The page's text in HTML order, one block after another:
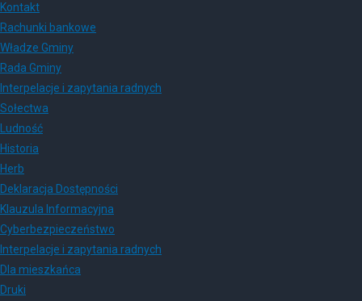
Kontakt
Rachunki bankowe
Władze Gminy
Rada Gminy
Interpelacje i zapytania radnych
Sołectwa
Ludność
Historia
Herb
Deklaracja Dostępności
Klauzula Informacyjna
Cyberbezpieczeństwo
Interpelacje i zapytania radnych
Dla mieszkańca
Druki